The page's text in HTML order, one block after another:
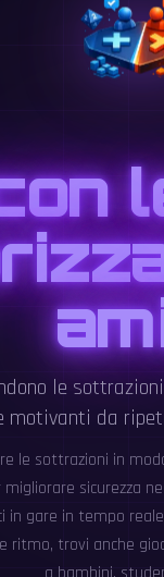
le
motivanti da
le sottrazioni in
sicurezza
in gare in tempo
ritmo, trovi anche